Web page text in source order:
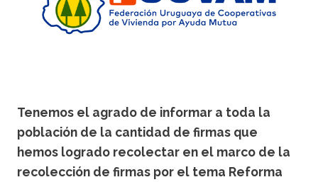
Tenemos el agrado de informar a toda la
población de la cantidad de firmas que
hemos logrado recolectar en el marco de la
recolección de firmas por el tema Reforma